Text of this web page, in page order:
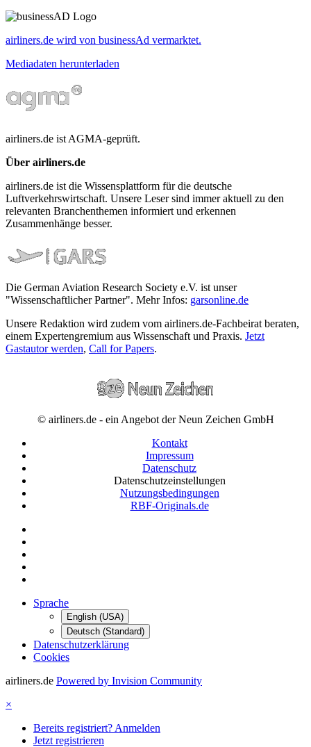
airliners.de wird von businessAd vermarktet.
Mediadaten herunterladen
airliners.de ist AGMA-geprüft.
Über airliners.de
airliners.de ist die Wissensplattform für die deutsche
Luftverkehrswirtschaft. Unsere Leser sind immer aktuell zu den
relevanten Branchenthemen informiert und erkennen
Zusammenhänge besser.
Die German Aviation Research Society e.V. ist unser
"Wissenschaftlicher Partner". Mehr Infos: garsonline.de
Unsere Redaktion wird zudem vom airliners.de-Fachbeirat beraten,
einem Expertengremium aus Wissenschaft und Praxis. Jetzt
Gastautor werden, Call for Papers.
© airliners.de - ein Angebot der Neun Zeichen GmbH
Kontakt
Impressum
Datenschutz
Datenschutzeinstellungen
Nutzungsbedingungen
RBF-Originals.de
Sprache
English (USA)
Deutsch (Standard)
Datenschutzerklärung
Cookies
airliners.de Powered by Invision Community
×
Bereits registriert? Anmelden
Jetzt registrieren